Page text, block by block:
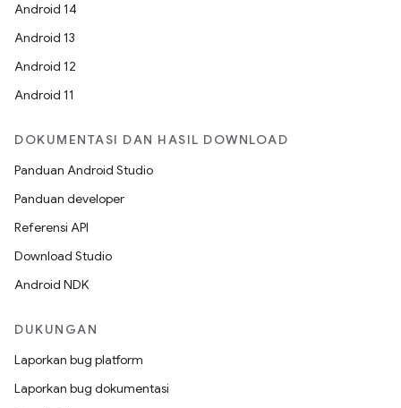
Android 14
Android 13
Android 12
Android 11
DOKUMENTASI DAN HASIL DOWNLOAD
Panduan Android Studio
Panduan developer
Referensi API
Download Studio
Android NDK
DUKUNGAN
Laporkan bug platform
Laporkan bug dokumentasi